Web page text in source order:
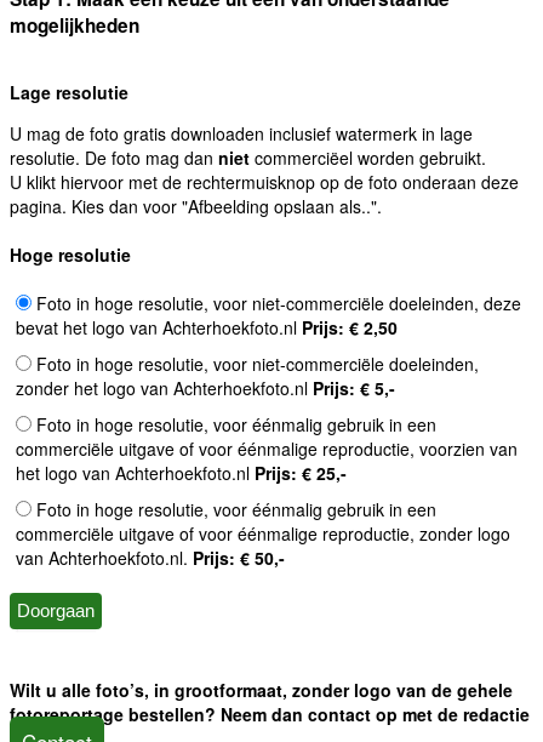
mogelijkheden
Lage resolutie
U mag de foto gratis downloaden inclusief watermerk in lage
resolutie. De foto mag dan niet commerciëel worden gebruikt.
U klikt hiervoor met de rechtermuisknop op de foto onderaan deze
pagina. Kies dan voor "Afbeelding opslaan als..".
Hoge resolutie
Foto in hoge resolutie, voor niet-commerciële doeleinden, deze
bevat het logo van Achterhoekfoto.nl Prijs: € 2,50
Foto in hoge resolutie, voor niet-commerciële doeleinden,
zonder het logo van Achterhoekfoto.nl Prijs: € 5,-
Foto in hoge resolutie, voor éénmalig gebruik in een
commerciële uitgave of voor éénmalige reproductie, voorzien van
het logo van Achterhoekfoto.nl Prijs: € 25,-
Foto in hoge resolutie, voor éénmalig gebruik in een
commerciële uitgave of voor éénmalige reproductie, zonder logo
van Achterhoekfoto.nl. Prijs: € 50,-
Wilt u alle foto’s, in grootformaat, zonder logo van de gehele
fotoreportage bestellen? Neem dan contact op met de redactie